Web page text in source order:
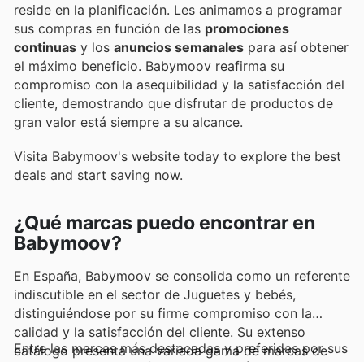
reside en la planificación. Les animamos a programar
sus compras en función de las promociones
continuas y los anuncios semanales para así obtener
el máximo beneficio. Babymoov reafirma su
compromiso con la asequibilidad y la satisfacción del
cliente, demostrando que disfrutar de productos de
gran valor está siempre a su alcance.
Visita Babymoov's website today to explore the best
deals and start saving now.
¿Qué marcas puedo encontrar en
Babymoov?
En España, Babymoov se consolida como un referente
indiscutible en el sector de Juguetes y bebés,
distinguiéndose por su firme compromiso con la
calidad y la satisfacción del cliente. Su extenso
catálogo presenta una variada gama de marcas de
Entre las marcas más destacadas y preferidas por sus